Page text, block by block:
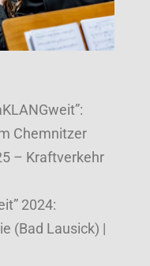
Chemnitzer
– Kraftverkehr
2024:
(Bad Lausick) |